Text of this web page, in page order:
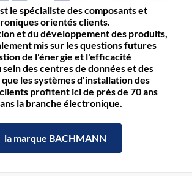
le spécialiste des composants et
orientés clients.
et du développement des produits,
mis sur les questions futures
de l'énergie et l'efficacité
des centres de données et des
les systèmes d'installation des
profitent ici de près de 70 ans
la branche électronique.
la marque BACHMANN